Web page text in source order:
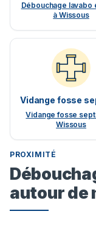
Débouchage lavabo
à Wissous
Vidange fosse
Vidange fosse
Wissous
PROXIMITÉ
autour de